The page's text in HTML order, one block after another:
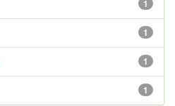
1
1
1
1